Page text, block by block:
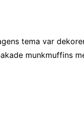
tema var
munkmuffins